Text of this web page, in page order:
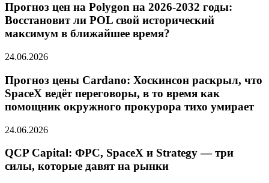
Прогноз цен на Polygon на 2026-2032 годы:
Восстановит ли POL свой исторический
максимум в ближайшее время?
24.06.2026
Прогноз цены Cardano: Хоскинсон раскрыл, что
SpaceX ведёт переговоры, в то время как
помощник окружного прокурора тихо умирает
24.06.2026
QCP Capital: ФРС, SpaceX и Strategy — три
силы, которые давят на рынки